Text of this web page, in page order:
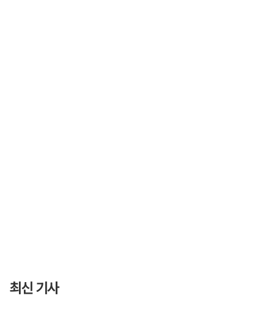
최신 기사